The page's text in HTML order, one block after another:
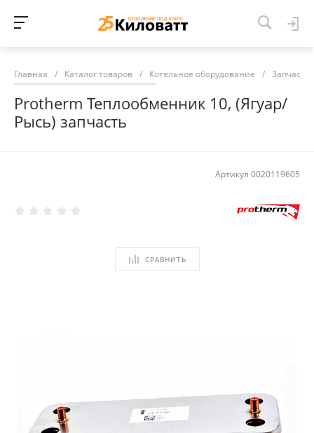
Главная / Каталог товаров / Котельное оборудование / Запчасти
Protherm Теплообменник 10, (Ягуар/
Рысь) запчасть
Артикул 0020119605
СРАВНИТЬ